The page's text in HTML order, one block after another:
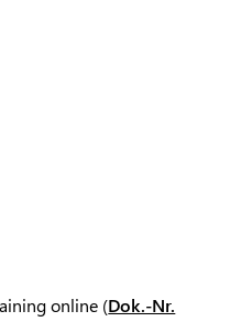
online (Dok.-Nr.